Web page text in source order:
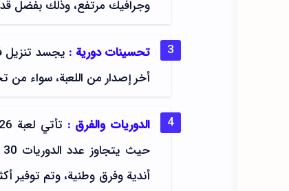
وجرافيك مرتفع، وذلك بفضل
تحسينات دورية :
أخر إصدار من اللعبة، سواء من
الدوريات والفرق :